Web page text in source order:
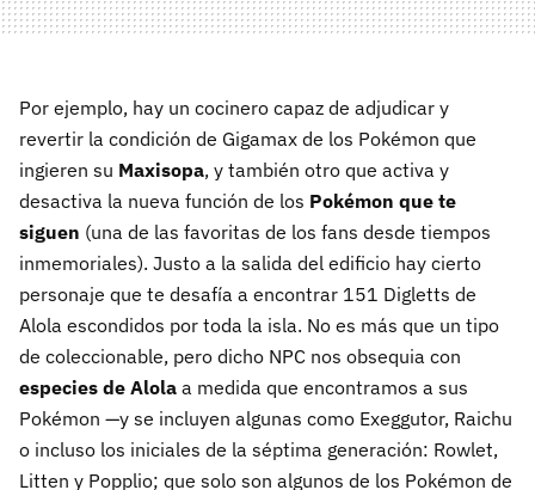
Por ejemplo, hay un cocinero capaz de adjudicar y
revertir la condición de Gigamax de los Pokémon que
ingieren su Maxisopa, y también otro que activa y
desactiva la nueva función de los Pokémon que te
siguen (una de las favoritas de los fans desde tiempos
inmemoriales). Justo a la salida del edificio hay cierto
personaje que te desafía a encontrar 151 Digletts de
Alola escondidos por toda la isla. No es más que un tipo
de coleccionable, pero dicho NPC nos obsequia con
especies de Alola a medida que encontramos a sus
Pokémon —y se incluyen algunas como Exeggutor, Raichu
o incluso los iniciales de la séptima generación: Rowlet,
Litten y Popplio; que solo son algunos de los Pokémon de